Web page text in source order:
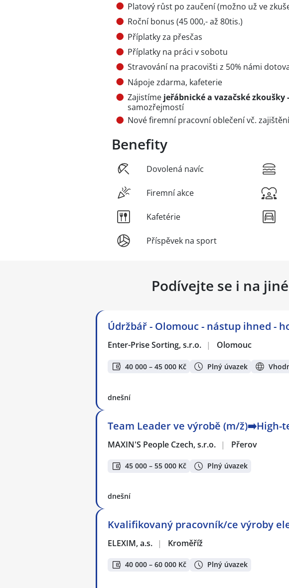
Platový růst po zaučení (možno už ve
Roční bonus (45 000,- až 80tis.)
Příplatky za přesčas
Příplatky na práci v sobotu
Stravování na pracovišti z 50% námi
Nápoje zdarma, kafeterie
Zajistíme jeřábnické a vazačské zkoušky
samozřejmostí
Nové firemní pracovní oblečení vč.
Benefity
Dovolená navíc
Firemní akce
Kafetérie
Příspěvek na sport
Podívejte se i na
Údržbář - Olomouc - nástup ihned -
Enter-Prise Sorting, s.r.o. | Olomouc
40 000 – 45 000 Kč Plný úvazek
dnešní
Team Leader ve výrobě (m/ž)➡️High-
MAXIN'S People Czech, s.r.o. | Přerov
45 000 – 55 000 Kč Plný úvazek
dnešní
Kvalifikovaný pracovník/ce výroby
ELEXIM, a.s. | Kroměříž
40 000 – 60 000 Kč Plný úvazek